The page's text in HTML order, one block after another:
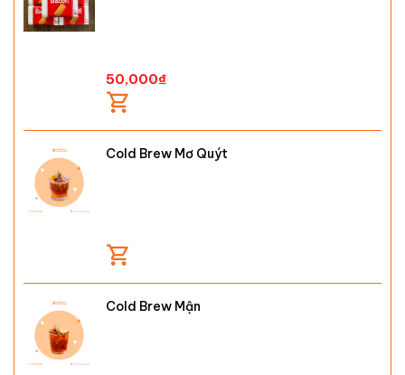
50,000₫
Cold Brew Mơ Quýt
Cold Brew Mận